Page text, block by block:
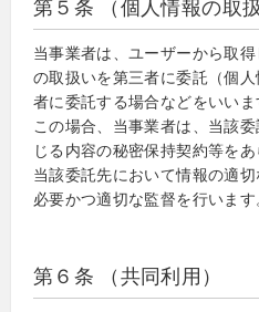
第５条 （個人情報の取
当事業者は、ユーザーから取
の取扱いを第三者に委託（個
者に委託する場合などをいいま
この場合、当事業者は、当該
じる内容の秘密保持契約等を
当該委託先において情報の適切
必要かつ適切な監督を行います
第６条 （共同利用）